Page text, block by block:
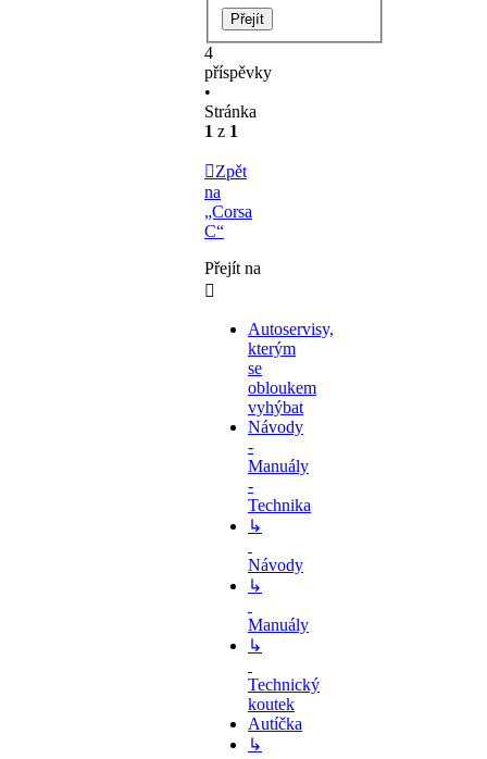
4
příspěvky
•
Stránka
1 z 1
Zpět
na
„Corsa
C“
Přejít na
Autoservisy,
kterým
se
obloukem
vyhýbat
Návody
-
Manuály
-
Technika
↳
Návody
↳
Manuály
↳
Technický
koutek
Autíčka
↳